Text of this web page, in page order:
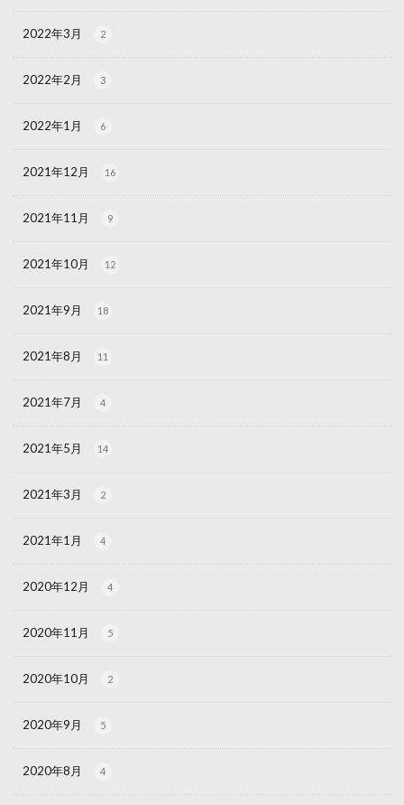
2022年3月 2
2022年2月 3
2022年1月 6
2021年12月 16
2021年11月 9
2021年10月 12
2021年9月 18
2021年8月 11
2021年7月 4
2021年5月 14
2021年3月 2
2021年1月 4
2020年12月 4
2020年11月 5
2020年10月 2
2020年9月 5
2020年8月 4